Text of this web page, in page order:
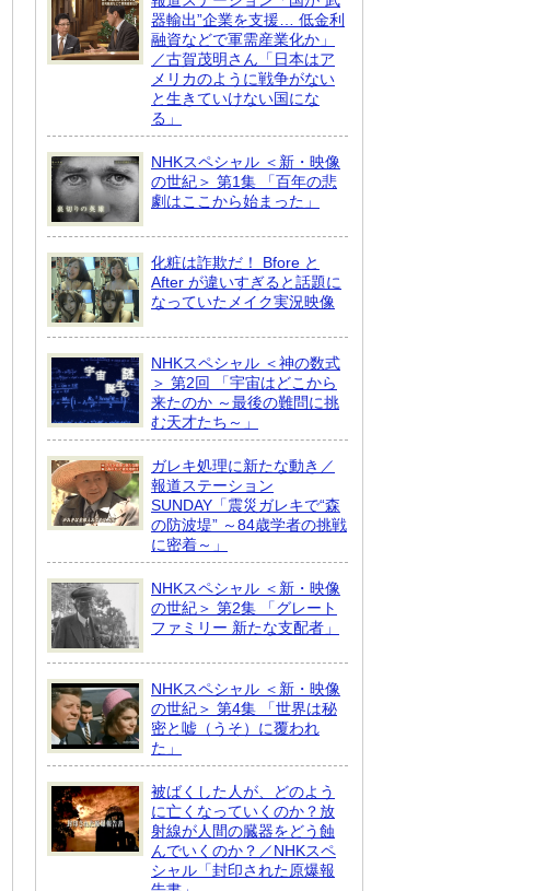
器輸出”企業を支援… 低金利
融資などで軍需産業化か」
／古賀茂明さん「日本はア
メリカのように戦争がない
と生きていけない国にな
る」
NHKスペシャル ＜新・映像
の世紀＞ 第1集 「百年の悲
劇はここから始まった」
化粧は詐欺だ！ Bfore と
After が違いすぎると話題に
なっていたメイク実況映像
NHKスペシャル ＜神の数式
＞ 第2回 「宇宙はどこから
来たのか ～最後の難問に挑
む天才たち～」
ガレキ処理に新たな動き／
報道ステーション
SUNDAY「震災ガレキで“森
の防波堤” ～84歳学者の挑戦
に密着～」
NHKスペシャル ＜新・映像
の世紀＞ 第2集 「グレート
ファミリー 新たな支配者」
NHKスペシャル ＜新・映像
の世紀＞ 第4集 「世界は秘
密と嘘（うそ）に覆われ
た」
被ばくした人が、どのよう
に亡くなっていくのか？放
射線が人間の臓器をどう蝕
んでいくのか？／NHKスペ
シャル「封印された原爆報